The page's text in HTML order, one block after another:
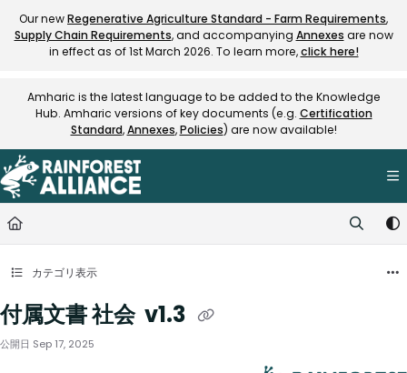
Documentation Index
Fetch the complete documentation index at:https://
Our newRegenerative Agriculture Standard - Farm Requirements,
Supply Chain Requirements, and accompanying Annexes are now
in effect as of 1st March 2026. To learn more,click here!
Amharic is the latest language to be added to the Knowledge
Hub. Amharic versions of key documents (e.g. Certification
Standard,Annexes,Policies) are now available!
カテゴリ表示
付属文書 社会 v1.3
公開日 Sep 17, 2025